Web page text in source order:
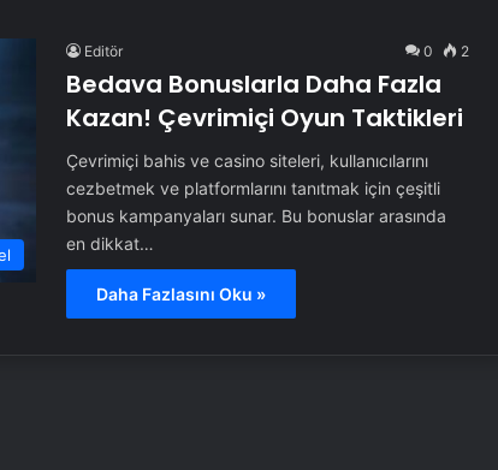
Editör 0 2
Bedava Bonuslarla Daha Fazla
Kazan! Çevrimiçi Oyun Taktikleri
Çevrimiçi bahis ve casino siteleri, kullanıcılarını
cezbetmek ve platformlarını tanıtmak için çeşitli
bonus kampanyaları sunar. Bu bonuslar arasında
en dikkat…
Daha Fazlasını Oku »